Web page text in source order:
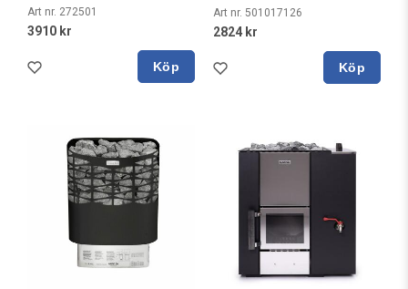
Art nr. 272501
3910 kr
Köp
Art nr. 501017126
2824 kr
Köp